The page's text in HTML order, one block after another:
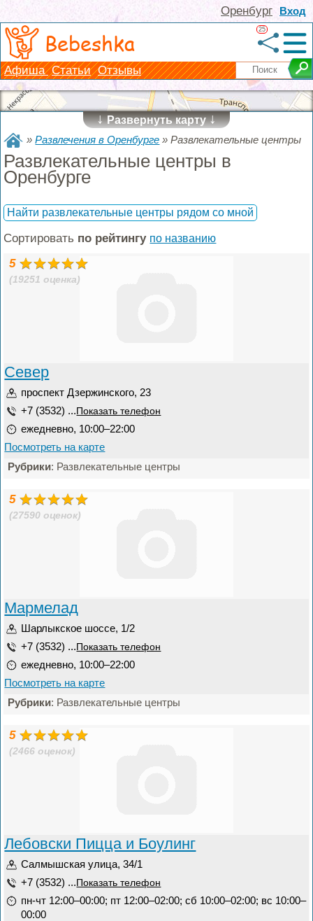
Вход
Оренбург
Bebeshka 25
Афиша Статьи Отзывы
↓Развернуть карту↓
»Развлечения в Оренбурге »Развлекательные центры
Развлекательные центры в
Оренбурге
Найти развлекательные центры рядом со мной
Сортировать по рейтингу по названию
5
(19251 оценка)
Север
проспект Дзержинского, 23
+7 (3532) ... Показать телефон
ежедневно, 10:00–22:00
Посмотреть на карте
Рубрики: Развлекательные центры
5
(27590 оценок)
Мармелад
Шарлыкское шоссе, 1/2
+7 (3532) ... Показать телефон
ежедневно, 10:00–22:00
Посмотреть на карте
Рубрики: Развлекательные центры
5
(2466 оценок)
Лебовски Пицца и Боулинг
Салмышская улица, 34/1
+7 (3532) ... Показать телефон
пн-чт 12:00–00:00; пт 12:00–02:00; сб 10:00–02:00; вс 10:00–
00:00